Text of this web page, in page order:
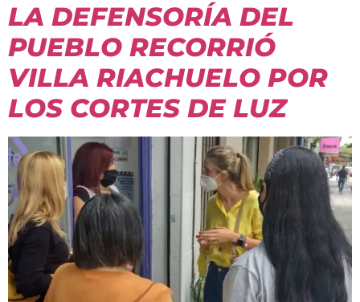
LA DEFENSORÍA DEL
PUEBLO RECORRIÓ
VILLA RIACHUELO POR
LOS CORTES DE LUZ